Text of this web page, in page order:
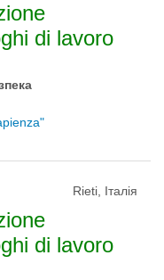
di lavoro
Rieti, Італія
di lavoro